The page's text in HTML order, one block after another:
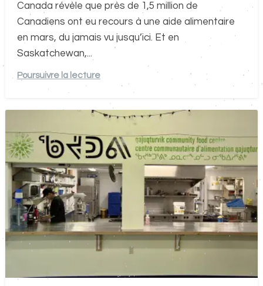
Canada révèle que près de 1,5 million de
Canadiens ont eu recours à une aide alimentaire
en mars, du jamais vu jusqu’ici. Et en
Saskatchewan,...
Poursuivre la lecture